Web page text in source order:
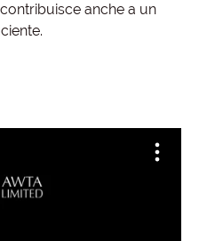
anche a un